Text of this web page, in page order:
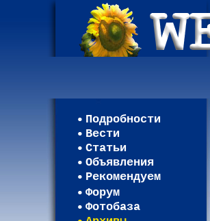
Подробности
Вести
Статьи
Объявления
Рекомендуем
Форум
Фотобаза